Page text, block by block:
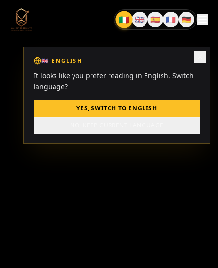
🇮🇹
IT 🇬🇧EN🇪🇸
ES 🇫🇷
FR 🇩🇪DE
🇬🇧 ENGLISH
It looks like you prefer reading in English. Switch
language?
YES, SWITCH TO ENGLISH